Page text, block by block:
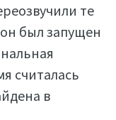
те
был запущен
считалась
в